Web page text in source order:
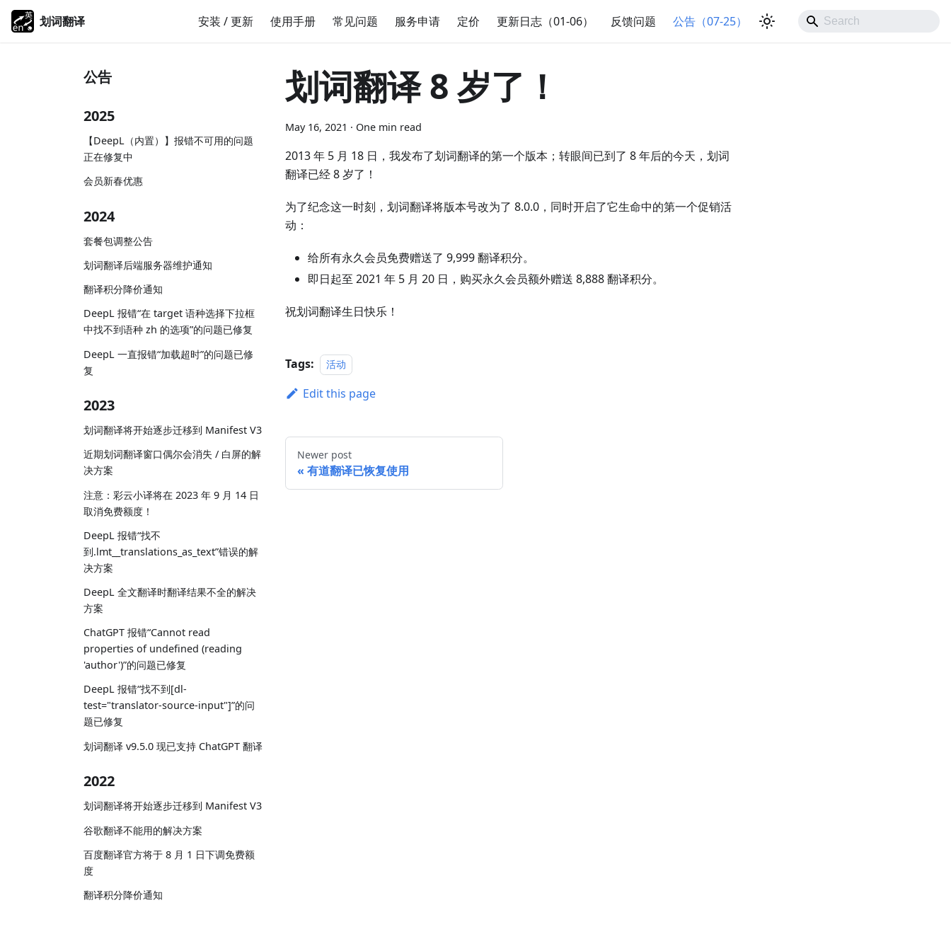
划词翻译 安装 / 更新 使用手册 常见问题 服务申请 定价 更新日志（01-06） 反馈问题 公告（07-25）
公告
2025
【DeepL（内置）】报错不可用的问题
正在修复中
会员新春优惠
2024
套餐包调整公告
划词翻译后端服务器维护通知
翻译积分降价通知
DeepL 报错“在 target 语种选择下拉框
中找不到语种 zh 的选项”的问题已修复
DeepL 一直报错“加载超时”的问题已修
复
2023
划词翻译将开始逐步迁移到 Manifest V3
近期划词翻译窗口偶尔会消失 / 白屏的解
决方案
注意：彩云小译将在 2023 年 9 月 14 日
取消免费额度！
DeepL 报错“找不
到.lmt__translations_as_text”错误的解
决方案
DeepL 全文翻译时翻译结果不全的解决
方案
ChatGPT 报错“Cannot read
properties of undefined (reading
'author')”的问题已修复
DeepL 报错“找不到[dl-
test="translator-source-input"]”的问
题已修复
划词翻译 v9.5.0 现已支持 ChatGPT 翻译
2022
划词翻译将开始逐步迁移到 Manifest V3
谷歌翻译不能用的解决方案
百度翻译官方将于 8 月 1 日下调免费额
度
翻译积分降价通知
划词翻译 8 岁了！
May 16, 2021 · One min read
2013 年 5 月 18 日，我发布了划词翻译的第一个版本；转眼间已到了 8 年后的今天，划词
翻译已经 8 岁了！
为了纪念这一时刻，划词翻译将版本号改为了 8.0.0，同时开启了它生命中的第一个促销活
动：
给所有永久会员免费赠送了 9,999 翻译积分。
即日起至 2021 年 5 月 20 日，购买永久会员额外赠送 8,888 翻译积分。
祝划词翻译生日快乐！
Tags: 活动
Edit this page
Newer post
有道翻译已恢复使用